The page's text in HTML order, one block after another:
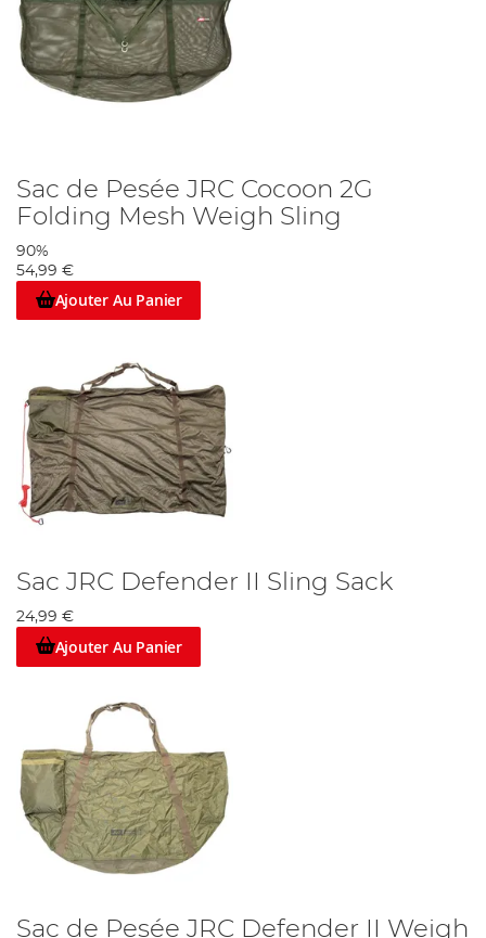
Sac de Pesée JRC Cocoon 2G
Folding Mesh Weigh Sling
90%
54,99 €
Ajouter Au Panier
Sac JRC Defender II Sling Sack
24,99 €
Ajouter Au Panier
Sac de Pesée JRC Defender II Weigh